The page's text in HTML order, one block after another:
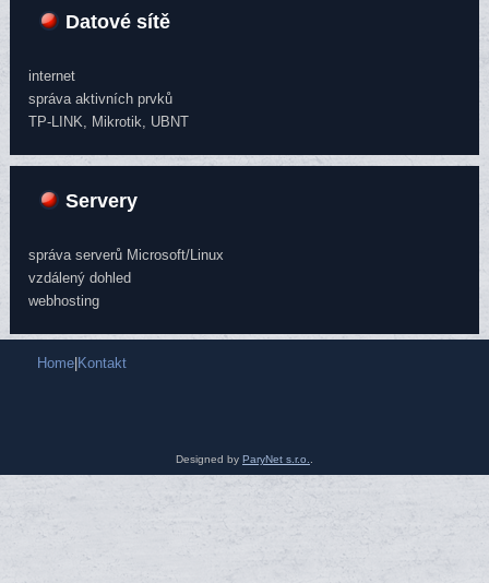
Datové sítě
internet
správa aktivních prvků
TP-LINK, Mikrotik, UBNT
Servery
správa serverů Microsoft/Linux
vzdálený dohled
webhosting
Home| Kontakt
Designed by ParyNet s.r.o.